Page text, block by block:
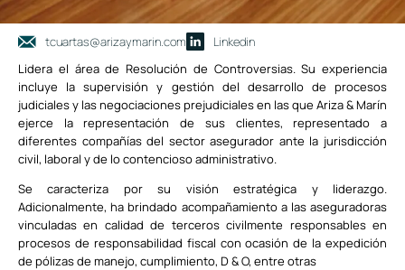
Lidera el área de Resolución de Controversias. Su experiencia
incluye la supervisión y gestión del desarrollo de procesos
judiciales y las negociaciones prejudiciales en las que Ariza & Marín
ejerce la representación de sus clientes, representado a
diferentes compañías del sector asegurador ante la jurisdicción
civil, laboral y de lo contencioso administrativo.
Se caracteriza por su visión estratégica y liderazgo.
Adicionalmente, ha brindado acompañamiento a las aseguradoras
vinculadas en calidad de terceros civilmente responsables en
procesos de responsabilidad fiscal con ocasión de la expedición
de pólizas de manejo, cumplimiento, D & O, entre otras
tcuartas@arizaymarin.com Linkedin